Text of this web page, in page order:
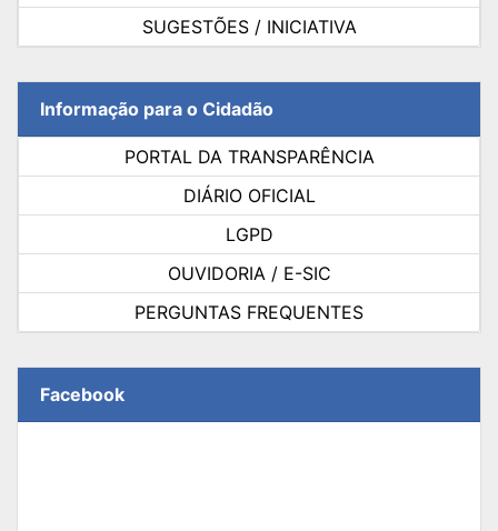
SUGESTÕES / INICIATIVA
Informação para o Cidadão
PORTAL DA TRANSPARÊNCIA
DIÁRIO OFICIAL
LGPD
OUVIDORIA / E-SIC
PERGUNTAS FREQUENTES
Facebook